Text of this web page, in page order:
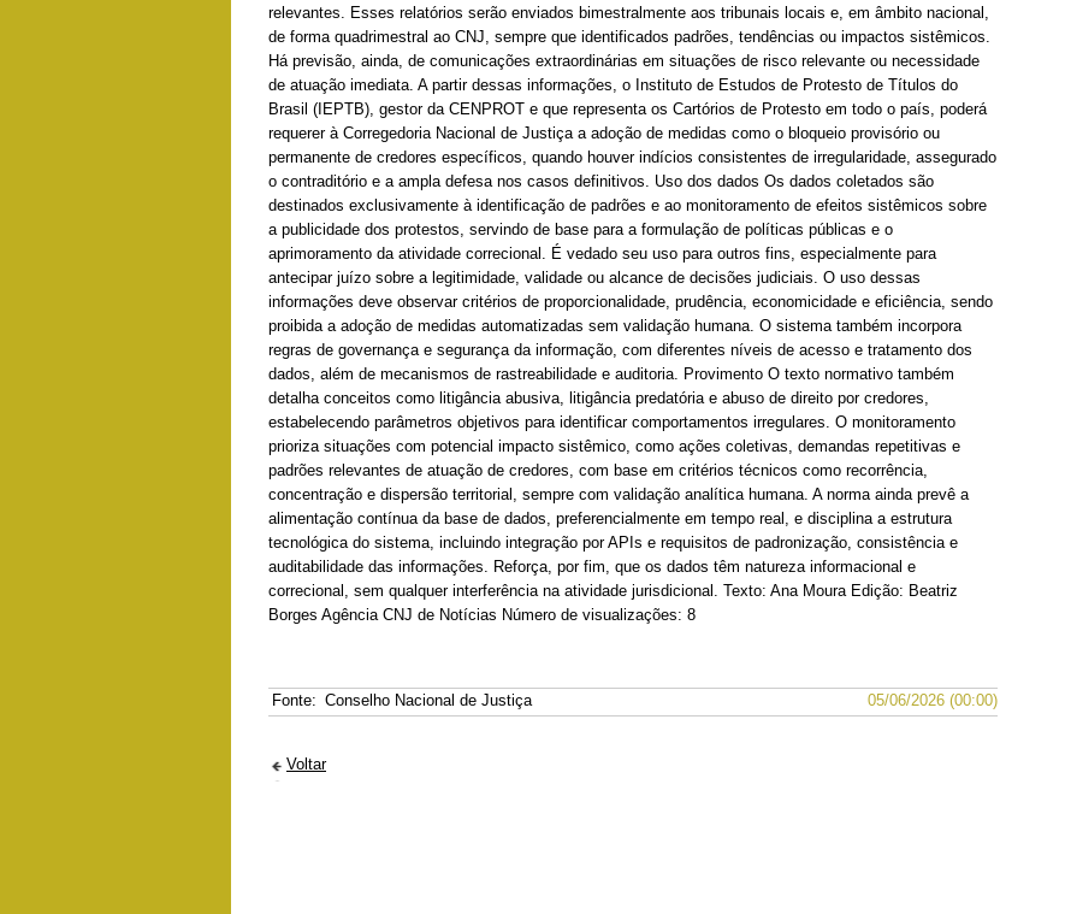
relevantes. Esses relatórios serão enviados bimestralmente aos tribunais locais e, em âmbito nacional,
de forma quadrimestral ao CNJ, sempre que identificados padrões, tendências ou impactos sistêmicos.
Há previsão, ainda, de comunicações extraordinárias em situações de risco relevante ou necessidade
de atuação imediata. A partir dessas informações, o Instituto de Estudos de Protesto de Títulos do
Brasil (IEPTB), gestor da CENPROT e que representa os Cartórios de Protesto em todo o país, poderá
requerer à Corregedoria Nacional de Justiça a adoção de medidas como o bloqueio provisório ou
permanente de credores específicos, quando houver indícios consistentes de irregularidade, assegurado
o contraditório e a ampla defesa nos casos definitivos. Uso dos dados Os dados coletados são
destinados exclusivamente à identificação de padrões e ao monitoramento de efeitos sistêmicos sobre
a publicidade dos protestos, servindo de base para a formulação de políticas públicas e o
aprimoramento da atividade correcional. É vedado seu uso para outros fins, especialmente para
antecipar juízo sobre a legitimidade, validade ou alcance de decisões judiciais. O uso dessas
informações deve observar critérios de proporcionalidade, prudência, economicidade e eficiência, sendo
proibida a adoção de medidas automatizadas sem validação humana. O sistema também incorpora
regras de governança e segurança da informação, com diferentes níveis de acesso e tratamento dos
dados, além de mecanismos de rastreabilidade e auditoria. Provimento O texto normativo também
detalha conceitos como litigância abusiva, litigância predatória e abuso de direito por credores,
estabelecendo parâmetros objetivos para identificar comportamentos irregulares. O monitoramento
prioriza situações com potencial impacto sistêmico, como ações coletivas, demandas repetitivas e
padrões relevantes de atuação de credores, com base em critérios técnicos como recorrência,
concentração e dispersão territorial, sempre com validação analítica humana. A norma ainda prevê a
alimentação contínua da base de dados, preferencialmente em tempo real, e disciplina a estrutura
tecnológica do sistema, incluindo integração por APIs e requisitos de padronização, consistência e
auditabilidade das informações. Reforça, por fim, que os dados têm natureza informacional e
correcional, sem qualquer interferência na atividade jurisdicional. Texto: Ana Moura Edição: Beatriz
Borges Agência CNJ de Notícias Número de visualizações: 8
Fonte: Conselho Nacional de Justiça 05/06/2026 (00:00)
Voltar